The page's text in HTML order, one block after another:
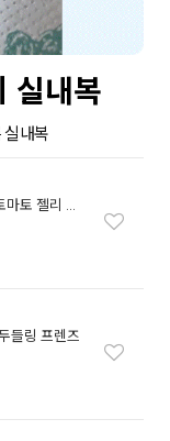
실내복
실내복
토 젤리 베
들링 프렌즈